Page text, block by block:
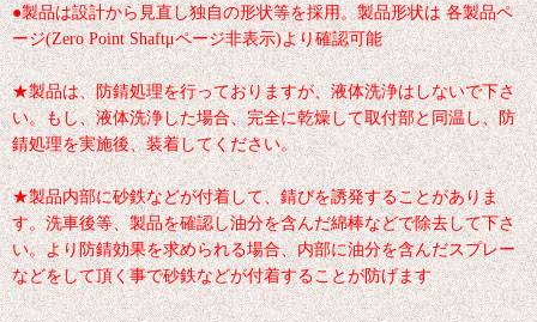
●製品は設計から見直し独自の形状等を採用。製品形状は 各製品ペ
ージ(Zero Point Shaftμページ非表示)より確認可能
★製品は、防錆処理を行っておりますが、液体洗浄はしないで下さ
い。もし、液体洗浄した場合、完全に乾燥して取付部と同温し、防
錆処理を実施後、装着してください。
★製品内部に砂鉄などが付着して、錆びを誘発することがありま
す。洗車後等、製品を確認し油分を含んだ綿棒などで除去して下さ
い。より防錆効果を求められる場合、内部に油分を含んだスプレー
などをして頂く事で砂鉄などが付着することが防げます